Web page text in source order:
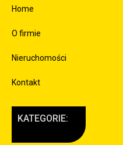
Home
O firmie
Nieruchomości
Kontakt
KATEGORIE: